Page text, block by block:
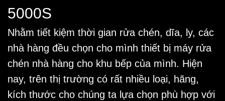
5000S
Nhằm tiết kiệm thời gian rửa chén, dĩa, ly, các
nhà hàng đều chọn cho mình thiết bị máy rửa
chén nhà hàng cho khu bếp của mình. Hiện
nay, trên thị trường có rất nhiều loại, hãng,
kích thước cho chúng ta lựa chọn phù hợp với